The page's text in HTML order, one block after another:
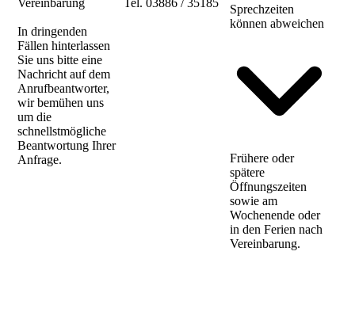
Vereinbarung
In dringenden
Fällen hinterlassen
Sie uns bitte eine
Nachricht auf dem
Anrufbeantworter,
wir bemühen uns
um die
schnellstmögliche
Beantwortung Ihrer
Anfrage.
Tel. 03886 / 35185
Sprechzeiten
können abweichen
Frühere oder
spätere
Öffnungszeiten
sowie am
Wochenende oder
in den Ferien nach
Vereinbarung.